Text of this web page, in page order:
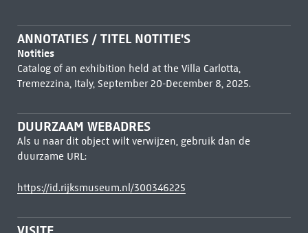
ANNOTATIES / TITEL NOTITIE'S
Notities
Catalog of an exhibition held at the Villa Carlotta,
Tremezzina, Italy, September 20-December 8, 2025.
DUURZAAM WEBADRES
Als u naar dit object wilt verwijzen, gebruik dan de
duurzame URL:
https://id.rijksmuseum.nl/300346225